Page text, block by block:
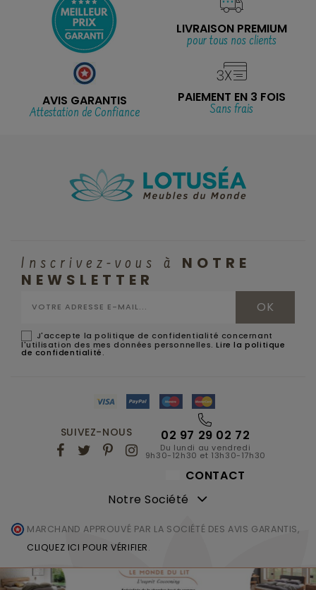
LIVRAISON PREMIUM
pour tous nos clients
AVIS GARANTIS
Attestation de Confiance
PAIEMENT EN 3 FOIS
Sans frais
Inscrivez-vous à
NOTRE
NEWSLETTER
J'accepte la politique de confidentialité concernant
l'utilisation des mes données personnelles.Lire la politique
de confidentialité.
SUIVEZ-NOUS 02 97 29 02 72
Du lundi au vendredi
9h30-12h30 et 13h30-17h30
CONTACT
Notre Société
MARCHAND APPROUVÉ PAR LA SOCIÉTÉ DES AVIS GARANTIS,
CLIQUEZ ICI POUR VÉRIFIER.